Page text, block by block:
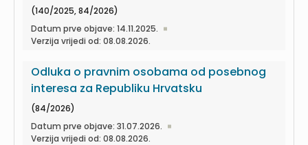
(140/2025, 84/2026)
Datum prve objave: 14.11.2025.
Verzija vrijedi od: 08.08.2026.
Odluka o pravnim osobama od posebnog
interesa za Republiku Hrvatsku
(84/2026)
Datum prve objave: 31.07.2026.
Verzija vrijedi od: 08.08.2026.